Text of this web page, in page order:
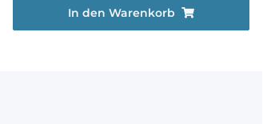
In den Warenkorb